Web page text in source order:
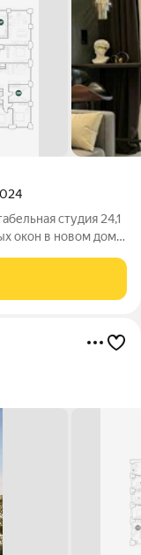
студия 24,1
окон в новом доме
утопающем в